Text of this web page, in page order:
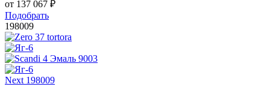
от 137 067 ₽
Подобрать
198009
Next 198009